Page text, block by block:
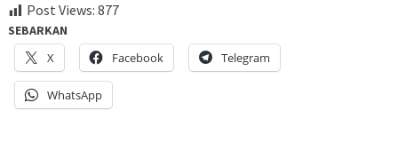
Post Views: 877
SEBARKAN
X
Facebook Telegram
WhatsApp